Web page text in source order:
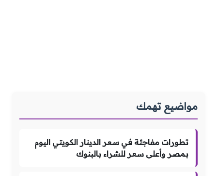
مواضيع تهمك
تطورات مفاجئة في سعر الدينار الكويتي اليوم
بمصر وأعلى سعر للشراء بالبنوك